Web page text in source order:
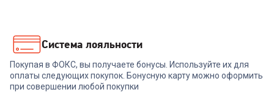
Система лояльности
Покупая в ФОКС, вы получаете бонусы. Используйте их для
оплаты следующих покупок. Бонусную карту можно оформить
при совершении любой покупки